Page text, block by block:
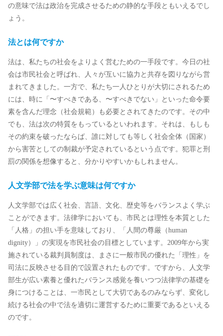
の意味で法は政治を完成させるための静的な手段ともいえるでし
ょう。
法とは何ですか
法は、私たちの社会をよりよく営むための一手段です。今日の社
会は市民社会と呼ばれ、人々が互いに協力と共存を図りながら営
まれてきました。一方で、私たち一人ひとりが大切にされるため
には、時に「〜すべきである、〜すべきでない」といった命令要
素を含んだ理念（社会規範）も必要とされてきたのです。その中
でも、法は次の特質をもっているといわれます。それは、もしも
その約束を破ったならば、誰に対しても等しく社会全体（国家）
から害苦としての制裁が予定されているという点です。犯罪と刑
罰の関係を想像すると、分かりやすいかもしれません。
人文学部で法を学ぶ意味は何ですか
人文学部では広く社会、言語、文化、歴史等をバランスよく学ぶ
ことができます。法律学においても、市民とは理性を本質とした
「人格」の担い手を意味しており、「人間の尊厳（human
dignity）」の実現を市民社会の目標としています。2009年から実
施されている裁判員制度は、まさに一般市民の優れた「理性」を
司法に反映させる目的で設置されたものです。ですから、人文学
部生が広い素養と優れたバランス感覚を養いつつ法律学の基礎を
身につけることは、一市民として大切であるのみならず、変化し
続ける社会の中で法を適切に運営するために重要であるといえる
のです。